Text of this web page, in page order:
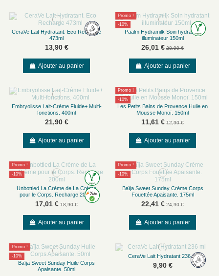
CeraVe Lait Hydratant. Eco Recharge
473ml
13,90 €
Ajouter au panier
Promo !
-10%
Paalm Hydramilk Soin hydratant
illuminateur 150ml
26,01 € 28,90 €
Ajouter au panier
Embryolisse Lait-Crème Fluide+ Multi-
fonctions. 400ml
21,90 €
Ajouter au panier
Promo !
-10%
Les Petits Bains de Provence Huile en
Mousse Monoï. 150ml
11,61 € 12,90 €
Ajouter au panier
Promo !
-10%
Unbottled La Crème de La Crème
pour le Corps. Recharge 200ml
17,01 € 18,90 €
Ajouter au panier
Promo !
-10%
Baïja Sweet Sunday Crème Corps
Fouettée Apaisante. 175ml
22,41 € 24,90 €
Ajouter au panier
Promo !
-10%
Baïja Sweet Sunday Huile Corps
Apaisante. 50ml
CeraVe Lait Hydratant 236 ml
9,90 €